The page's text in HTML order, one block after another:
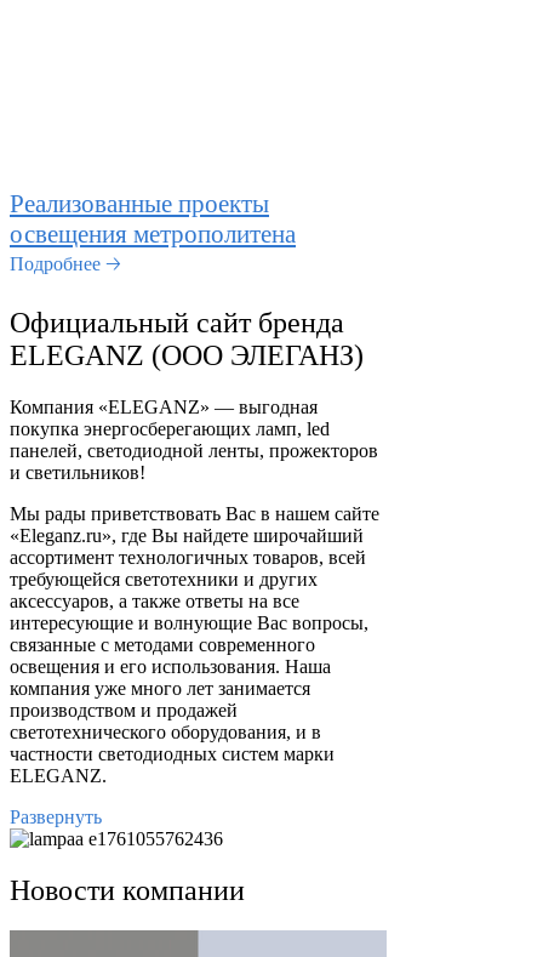
Реализованные проекты
освещения метрополитена
Подробнее 🡢
Официальный сайт бренда
ELEGANZ (ООО ЭЛЕГАНЗ)
Компания «ELEGANZ» — выгодная
покупка энергосберегающих ламп, led
панелей, светодиодной ленты, прожекторов
и светильников!
Мы рады приветствовать Вас в нашем сайте
«Eleganz.ru», где Вы найдете широчайший
ассортимент технологичных товаров, всей
требующейся светотехники и других
аксессуаров, а также ответы на все
интересующие и волнующие Вас вопросы,
связанные с методами современного
освещения и его использования. Наша
компания уже много лет занимается
производством и продажей
светотехнического оборудования, и в
частности светодиодных систем марки
ELEGANZ.
Развернуть
Новости компании